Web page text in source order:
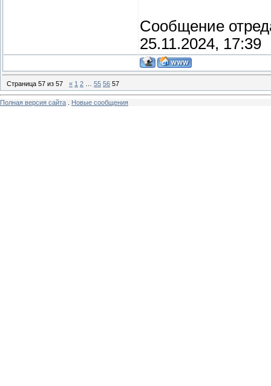
Сообщение
25.11.2024, 17:39
Страница 57 из 57 « 1 2 55 56 57
Полная версия сайта Новые сообщения